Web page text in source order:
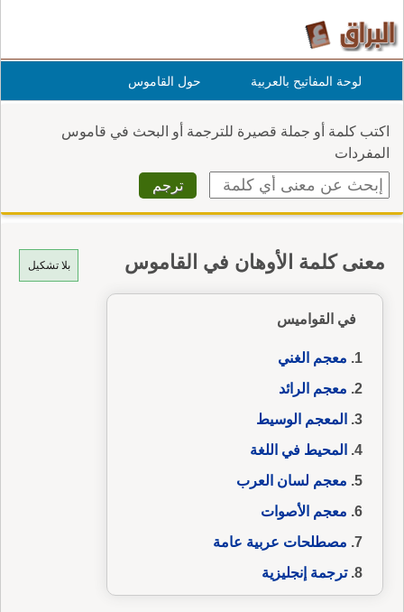
لوحة المفاتيح بالعربية حول القاموس
اكتب كلمة أو جملة قصيرة للترجمة أو البحث في قاموس
المفردات
بلا تشكيل معنى كلمة الأوهان في القاموس
في القواميس
معجم الغني
معجم الرائد
المعجم الوسيط
المحيط في اللغة
معجم لسان العرب
معجم الأصوات
مصطلحات عربية عامة
ترجمة إنجليزية